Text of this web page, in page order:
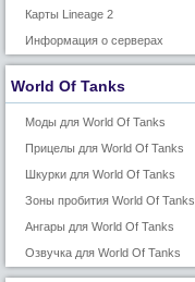
Карты Lineage 2
Информация о серверах
World Of Tanks
Моды для World Of Tanks
Прицелы для World Of Tanks
Шкурки для World Of Tanks
Зоны пробития World Of Tanks
Ангары для World Of Tanks
Озвучка для World Of Tanks